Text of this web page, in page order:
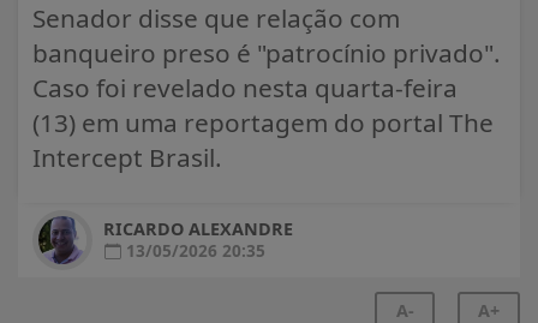
Senador disse que relação com
banqueiro preso é "patrocínio privado".
Caso foi revelado nesta quarta-feira
(13) em uma reportagem do portal The
Intercept Brasil.
RICARDO ALEXANDRE
13/05/2026 20:35
A- A+